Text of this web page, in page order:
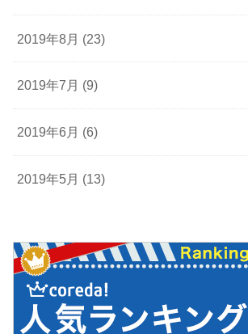
2019年8月 (23)
2019年7月 (9)
2019年6月 (6)
2019年5月 (13)